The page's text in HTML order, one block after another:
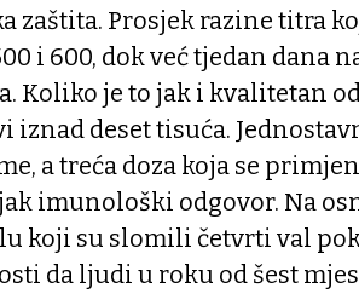
zaštita. Prosjek razine titra
i 600, dok već tjedan dana
Koliko je to jak i kvalitetan
iznad deset tisuća.
a treća doza koja se
imunološki odgovor. Na
koji su slomili četvrti val
da ljudi u roku od šest